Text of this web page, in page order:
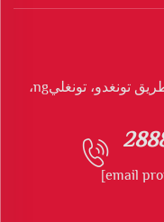
Add: رقم 720، القسم الشمالي من طريق تونغدو، تونغليng،